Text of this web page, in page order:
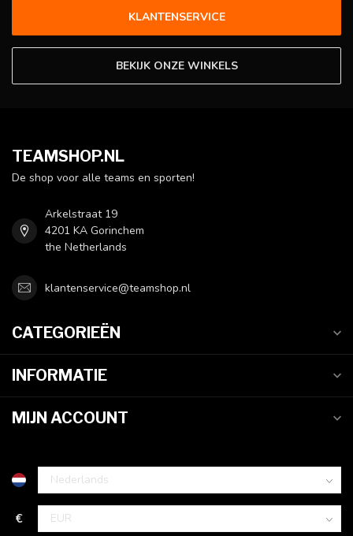
KLANTENSERVICE
BEKIJK ONZE WINKELS
TEAMSHOP.NL
De shop voor alle teams en sporten!
Arkelstraat 19
4201 KA Gorinchem
the Netherlands
klantenservice@teamshop.nl
CATEGORIEËN
INFORMATIE
MIJN ACCOUNT
€